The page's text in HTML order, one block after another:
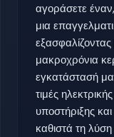
αγοράσετε
μια
μακροχρόνια
εγκατάστασή
τιμές
υποστήριξης
καθιστά τη λύση